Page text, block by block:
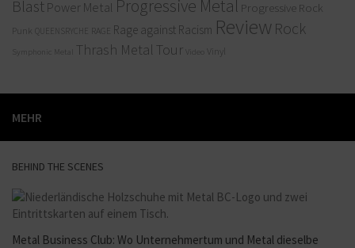
Blast Power Metal Progressive Metal Progressive Rock
Punk QUEENSRYCHE RAGE Rage against Racism Review Rock
Symphonic Metal Thrash Metal Tour Video Vinyl
MEHR
BEHIND THE SCENES
Metal Business Club: Wo Unternehmertum und Metal dieselbe